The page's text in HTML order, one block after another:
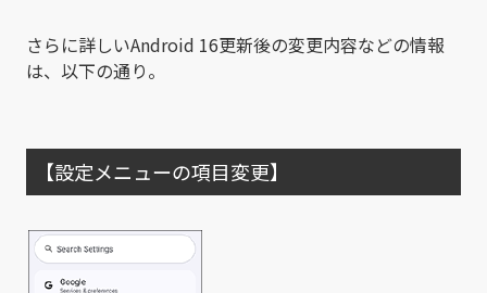
さらに詳しいAndroid 16更新後の変更内容などの情報
は、以下の通り。
【設定メニューの項目変更】